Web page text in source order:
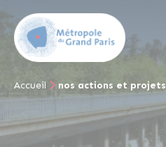
Accueil nos actions et projets